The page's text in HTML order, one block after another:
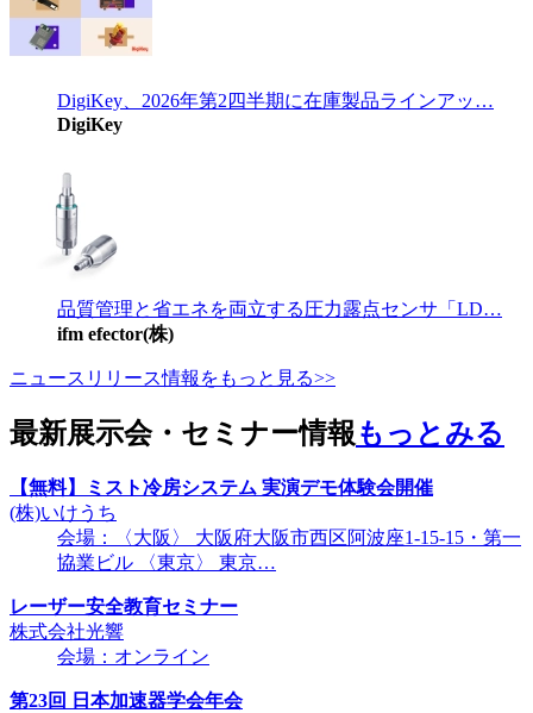
DigiKey、2026年第2四半期に在庫製品ラインアッ…
DigiKey
品質管理と省エネを両立する圧力露点センサ「LD…
ifm efector(株)
ニュースリリース情報をもっと見る>>
最新展示会・セミナー情報もっとみる
【無料】ミスト冷房システム 実演デモ体験会開催
(株)いけうち
会場：〈大阪〉 大阪府大阪市西区阿波座1-15-15・第一
協業ビル 〈東京〉 東京…
レーザー安全教育セミナー
株式会社光響
会場：オンライン
第23回 日本加速器学会年会